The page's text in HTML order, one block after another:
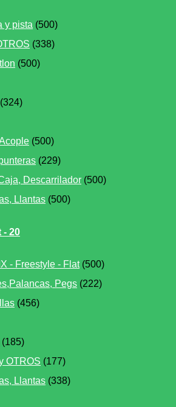
y pista (500)
(338)
(500)
(324)
(500)
(229)
Descarrilador (500)
Llantas (500)
- 20
- Freestyle - Flat(500)
Pegs (222)
(456)
(185)
OTROS (177)
Llantas (338)